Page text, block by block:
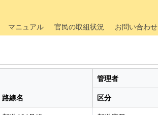
マニュアル 官民の取組状況 お問い合わせ
路線名
管理者
区分